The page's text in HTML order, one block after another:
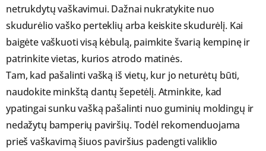
netrukdytų vaškavimui. Dažnai nukratykite nuo
skudurėlio vaško perteklių arba keiskite skudurėlį. Kai
baigėte vaškuoti visą kėbulą, paimkite švarią kempinę ir
patrinkite vietas, kurios atrodo matinės.
Tam, kad pašalinti vašką iš vietų, kur jo neturėtų būti,
naudokite minkštą dantų šepetėlį. Atminkite, kad
ypatingai sunku vašką pašalinti nuo guminių moldingų ir
nedažytų bamperių paviršių. Todėl rekomenduojama
prieš vaškavimą šiuos paviršius padengti valiklio